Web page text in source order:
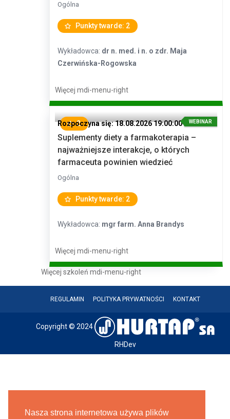
Nasza strona internetowa używa plików
Ogólna
Punkty twarde: 2
Wykładowca: dr n. med. i n. o zdr. Maja
Czerwińska-Rogowska
Więcej mdi-menu-right
WEBINAR
2
Rozpoczyna się: 18.08.2026 19:00:00
Suplementy diety a farmakoterapia –
najważniejsze interakcje, o których
farmaceuta powinien wiedzieć
Ogólna
Punkty twarde: 2
Wykładowca: mgr farm. Anna Brandys
Więcej mdi-menu-right
Więcej szkoleń mdi-menu-right
REGULAMIN POLITYKA PRYWATNOŚCI KONTAKT
Copyright © 2024
RHDev